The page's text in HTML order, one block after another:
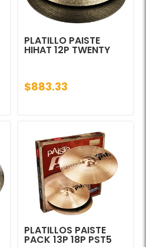
PLATILLO PAISTE
HIHAT 12P TWENTY
$883.33
PLATILLOS PAISTE
PACK 13P 18P PST5